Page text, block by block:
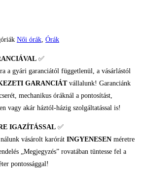
Női órák, Órák
✅
a gyári garanciától függetlenül, a vásárlástól
GARANCIÁTvállalunk! Garanciánk
mechanikus óráknál a pontosítást,
vagy akár háztól-házig szolgáltatással is!
IGAZÍTÁSSAL ✅
vásárolt karórát INGYENESEN méretre
„Megjegyzés” rovatában tüntesse fel a
pontossággal!